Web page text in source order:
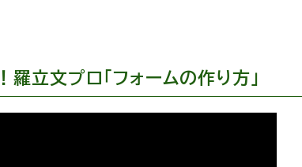
立文プロ「フォームの作り方」